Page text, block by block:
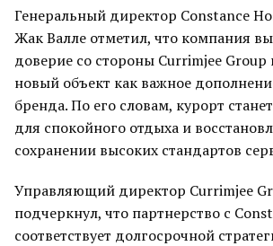
Генеральный директор Constance
Жак Валле отметил, что компания
доверие со стороны Currimjee Group
новый объект как важное
бренда. По его словам, курорт
для спокойного отдыха и
сохранении высоких стандартов
Управляющий директор Currimjee
подчеркнул, что партнерство с
соответствует долгосрочной